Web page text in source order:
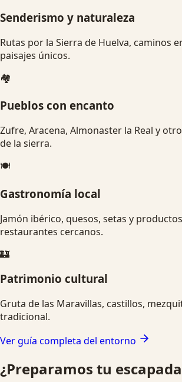
Senderismo y naturaleza
Rutas por la Sierra de Huelva, caminos
paisajes únicos.
🏘️
Pueblos con encanto
Zufre, Aracena, Almonaster la Real y
de la sierra.
🍽️
Gastronomía local
Jamón ibérico, quesos, setas y
restaurantes cercanos.
🏰
Patrimonio cultural
Gruta de las Maravillas, castillos,
tradicional.
Ver guía completa del entorno
¿Preparamos tu